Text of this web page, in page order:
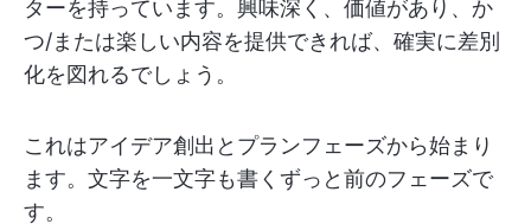
ターを持っています。興味深く、価値があり、か
つ/または楽しい内容を提供できれば、確実に差別
化を図れるでしょう。
これはアイデア創出とプランフェーズから始まり
ます。文字を一文字も書くずっと前のフェーズで
す。